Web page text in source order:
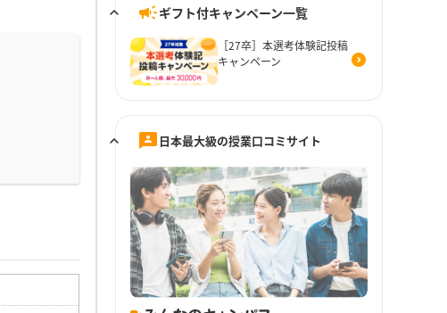
ギフト付キャンペーン一覧
［27卒］本選考体験記投稿
キャンペーン
日本最大級の授業口コミサイト